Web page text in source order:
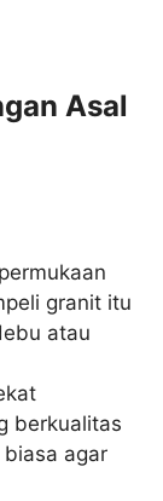
Asal
granit itu
atau
berkualitas
agar